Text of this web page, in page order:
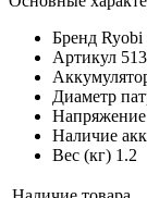
Бренд Ryobi
Артикул
Диаметр
Наличие
Вес (кг) 1.2